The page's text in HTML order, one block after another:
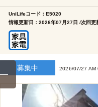
UniLifeコード：E5020
情報更新日：2026年07月27日 /次回更
募集中 2026/07/27 AM